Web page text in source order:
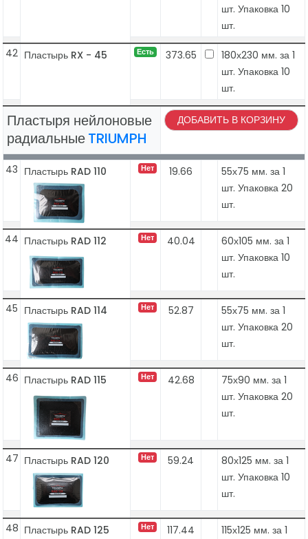
шт. Упаковка 10
шт.
42 Пластырь RX - 45 Есть 373.65
180х230 мм. за 1
шт. Упаковка 10
шт.
Пластыря нейлоновые
радиальныеTRIUMPH
ДОБАВИТЬ В КОРЗИНУ
43 Пластырь RAD 110 Нет 19.66
55х75 мм. за 1
шт. Упаковка 20
шт.
44 Пластырь RAD 112 Нет 40.04
60х105 мм. за 1
шт. Упаковка 10
шт.
45 Пластырь RAD 114 Нет 52.87
55х75 мм. за 1
шт. Упаковка 20
шт.
46 Пластырь RAD 115 Нет 42.68
75х90 мм. за 1
шт. Упаковка 20
шт.
47 Пластырь RAD 120 Нет 59.24
80х125 мм. за 1
шт. Упаковка 10
шт.
48 Пластырь RAD 125 Нет 117.44
115х125 мм. за 1